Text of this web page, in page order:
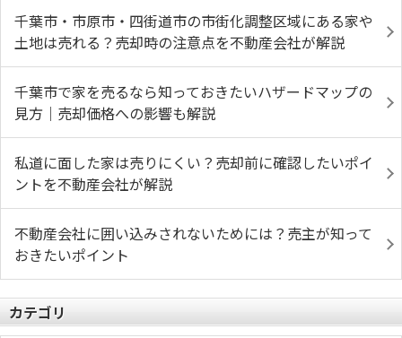
千葉市・市原市・四街道市の市街化調整区域にある家や
土地は売れる？売却時の注意点を不動産会社が解説
千葉市で家を売るなら知っておきたいハザードマップの
見方｜売却価格への影響も解説
私道に面した家は売りにくい？売却前に確認したいポイ
ントを不動産会社が解説
不動産会社に囲い込みされないためには？売主が知って
おきたいポイント
カテゴリ